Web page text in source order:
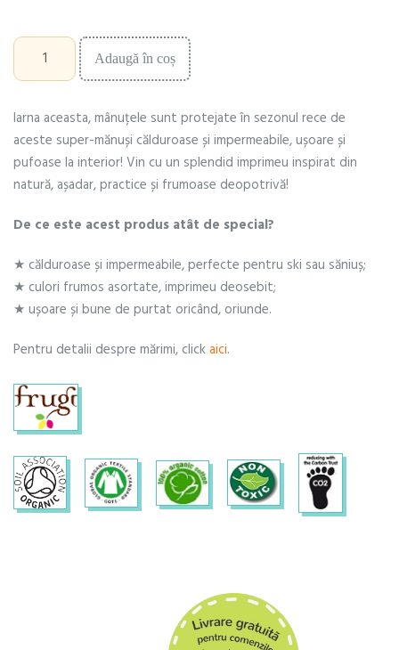
Cantitate
Mănuși
impermeabile,
și
ski"
Adaugă în coș
Iarna aceasta, mânuțele sunt protejate în sezonul rece de
aceste super-mănuși călduroase și impermeabile, ușoare și
pufoase la interior! Vin cu un splendid imprimeu inspirat din
natură, așadar, practice și frumoase deopotrivă!
De ce este acest produs atât de special?
★ călduroase și impermeabile, perfecte pentru ski sau săniuș;
★ culori frumos asortate, imprimeu deosebit;
★ ușoare și bune de purtat oricând, oriunde.
Pentru detalii despre mărimi, clickaici.